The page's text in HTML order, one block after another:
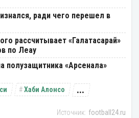
ради чего перешел в
рассчитывает «Галатасарай»
по Леау
полузащитника «Арсенала»
Хаби Алонсо ...
football24.ru